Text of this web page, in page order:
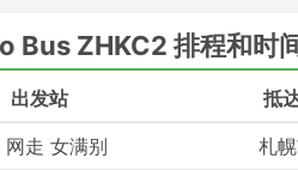
点钱买VIP巴士的座位，因为这
缺点
Bus ZHKC2 排程和时
出发站 抵
网走 女满别 札